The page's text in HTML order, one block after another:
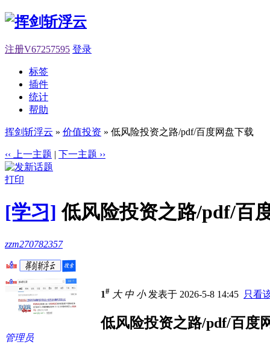
注册V67257595 登录
标签
插件
统计
帮助
挥剑斩浮云 » 价值投资 » 低风险投资之路/pdf/百度网盘下载
‹‹ 上一主题 | 下一主题 ››
打印
[学习] 低风险投资之路/pdf/百
zzm270782357
管理员
1# 大 中 小发表于 2026-5-8 14:45 只看
低风险投资之路/pdf/百度